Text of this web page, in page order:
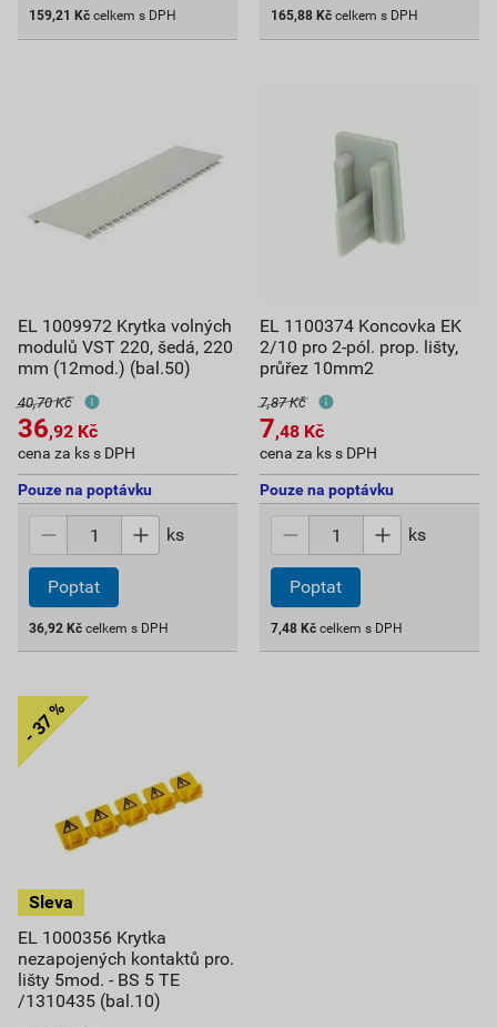
159,21 Kč celkem s DPH
165,88 Kč celkem s DPH
EL 1009972 Krytka volných
modulů VST 220, šedá, 220
mm (12mod.) (bal.50)
40,70 Kč
36,92 Kč
cena za ks s DPH
Pouze na poptávku
ks
Poptat
36,92 Kč celkem s DPH
EL 1100374 Koncovka EK
2/10 pro 2-pól. prop. lišty,
průřez 10mm2
7,87 Kč
7,48 Kč
cena za ks s DPH
Pouze na poptávku
ks
Poptat
7,48 Kč celkem s DPH
EL 1000356 Krytka
nezapojených kontaktů pro.
lišty 5mod. - BS 5 TE
/1310435 (bal.10)